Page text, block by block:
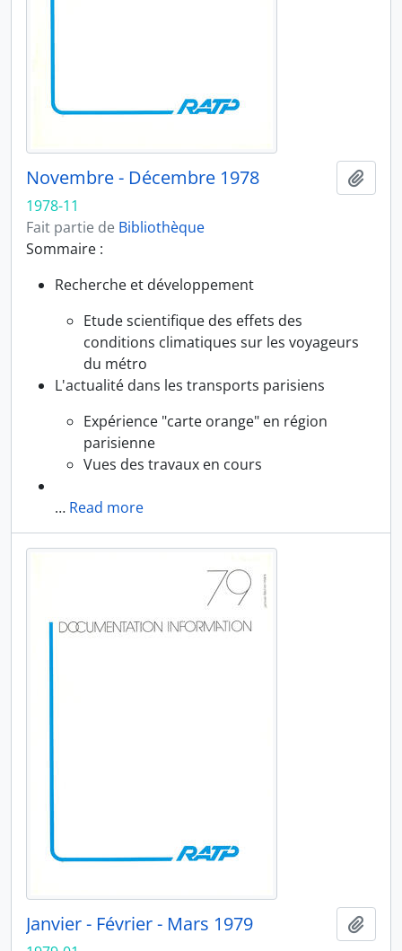
Novembre - Décembre 1978
1978-11
Fait partie de Bibliothèque
Sommaire :
Recherche et développement
Etude scientifique des effets des
conditions climatiques sur les voyageurs
du métro
L'actualité dans les transports parisiens
Expérience "carte orange" en région
parisienne
Vues des travaux en cours
… Read more
Janvier - Février - Mars 1979